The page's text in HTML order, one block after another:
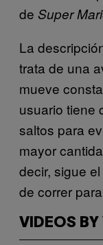
de Super
La
trata de una
mueve
usuario tiene
saltos para
mayor
decir, sigue
de correr
VIDEOS BY